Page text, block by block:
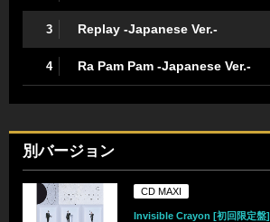
3 Replay -Japanese Ver.-
4 Ra Pam Pam -Japanese Ver.-
別バージョン
CD MAXI
Invisible Crayon [初回限定盤]